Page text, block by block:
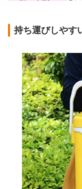
持ち運びしやす